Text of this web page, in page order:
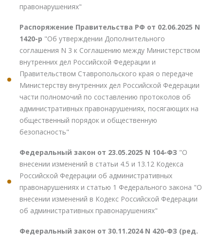
правонарушениях"
Распоряжение Правительства РФ от 02.06.2025 N
1420-р "Об утверждении Дополнительного
соглашения N 3 к Соглашению между Министерством
внутренних дел Российской Федерации и
Правительством Ставропольского края о передаче
Министерству внутренних дел Российской Федерации
части полномочий по составлению протоколов об
административных правонарушениях, посягающих на
общественный порядок и общественную
безопасность"
Федеральный закон от 23.05.2025 N 104-ФЗ "О
внесении изменений в статьи 4.5 и 13.12 Кодекса
Российской Федерации об административных
правонарушениях и статью 1 Федерального закона "О
внесении изменений в Кодекс Российской Федерации
об административных правонарушениях"
Федеральный закон от 30.11.2024 N 420-ФЗ (ред.